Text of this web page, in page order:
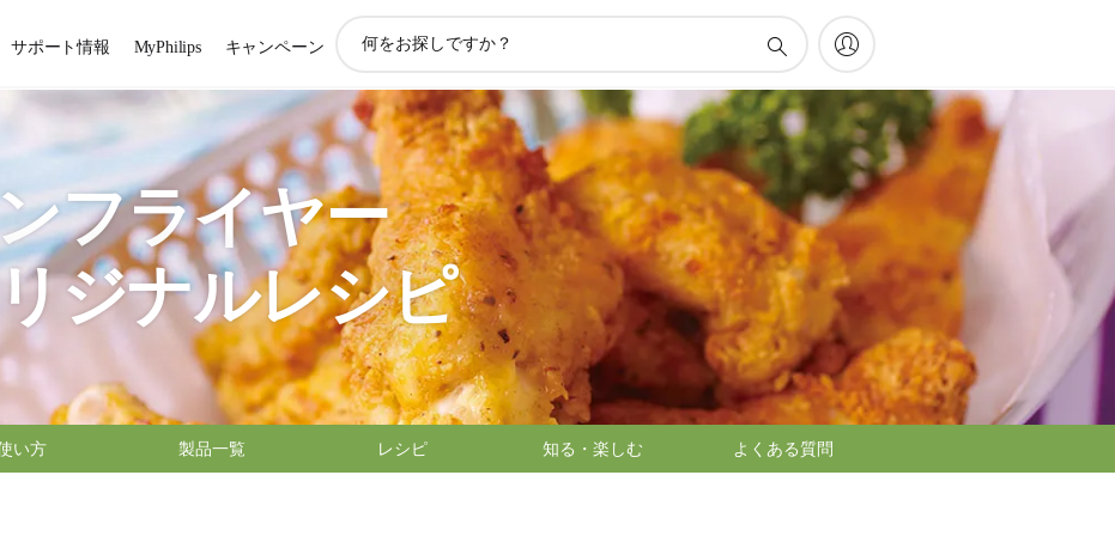
サポート情報 MyPhilips キャンペーン
ン
サ
ポ
ー
ト
検
索
フライヤー
ジナルレシピ
い方 製品一覧 レシピ 知る・楽しむ よくある質問